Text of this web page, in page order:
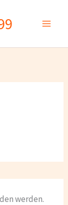
werden.